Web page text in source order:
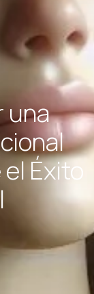
una
Éxito